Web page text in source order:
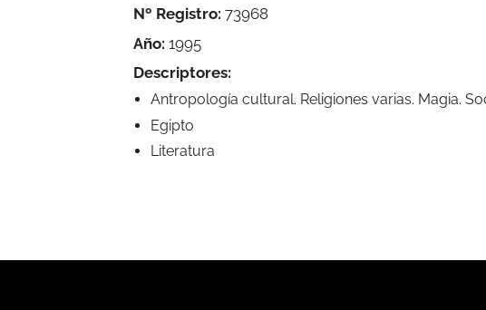
Nº Registro: 73968
Año: 1995
Descriptores:
Antropología cultural. Religiones varias. Magia.
Egipto
Literatura